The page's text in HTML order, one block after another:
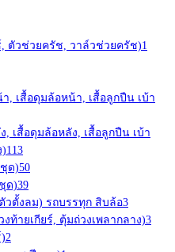
ตัวช่วยครัช, วาล์วช่วยครัช)1
, เสื้อดุมล้อหน้า, เสื้อลูกปืน เบ้า
เสื้อดุมล้อหลัง, เสื้อลูกปืน เบ้า
113
ด)50
ด)39
วตั้งลม) รถบรรทุก สิบล้อ3
ท้ายเกียร์, ตุ้มถ่วงเพลากลาง)3
2